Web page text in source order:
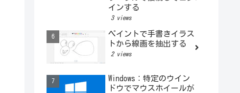
インする
3 views
ペイントで手書きイラス
トから線画を抽出する
2 views
Windows：特定のウイン
ドウでマウスホイールが